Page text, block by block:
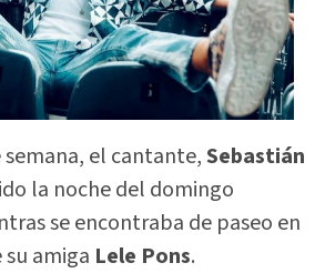
el cantante,Sebastián
la noche del domingo
se encontraba de paseo en
amiga Lele Pons.